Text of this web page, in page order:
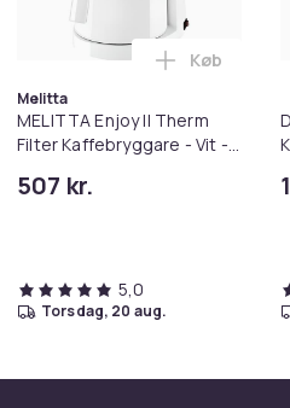
ECAM650.85.MS - Ansluten -
-kaffemaskine i kurven
Nordica Kaffekværn Precision i
Melitta
MELITTA Enjoy II Therm
Filter Kaffebryggare - Vit -
507 kr.
Læg
Køb
5,0
torsdag, 20 aug.